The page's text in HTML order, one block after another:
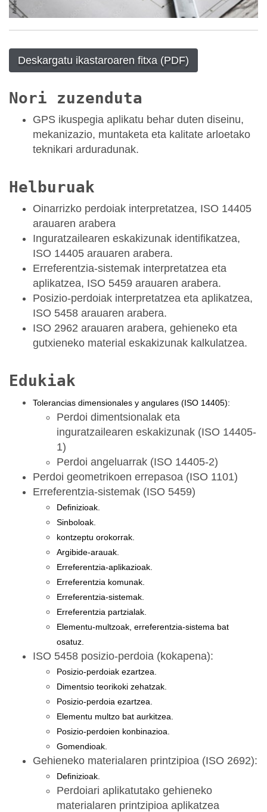
Deskargatu ikastaroaren fitxa (PDF)
Nori zuzenduta
GPS ikuspegia aplikatu behar duten diseinu,
mekanizazio, muntaketa eta kalitate arloetako
teknikari arduradunak.
Helburuak
Oinarrizko perdoiak interpretatzea, ISO 14405
arauaren arabera
Inguratzailearen eskakizunak identifikatzea,
ISO 14405 arauaren arabera.
Erreferentzia-sistemak interpretatzea eta
aplikatzea, ISO 5459 arauaren arabera.
Posizio-perdoiak interpretatzea eta aplikatzea,
ISO 5458 arauaren arabera.
ISO 2962 arauaren arabera, gehieneko eta
gutxieneko material eskakizunak kalkulatzea.
Edukiak
Tolerancias dimensionales y angulares (ISO 14405):
Perdoi dimentsionalak eta
inguratzailearen eskakizunak (ISO 14405-
1)
Perdoi angeluarrak (ISO 14405-2)
Perdoi geometrikoen errepasoa (ISO 1101)
Erreferentzia-sistemak (ISO 5459)
Definizioak.
Sinboloak.
kontzeptu orokorrak.
Argibide-arauak.
Erreferentzia-aplikazioak.
Erreferentzia komunak.
Erreferentzia-sistemak.
Erreferentzia partzialak.
Elementu-multzoak, erreferentzia-sistema bat
osatuz.
ISO 5458 posizio-perdoia (kokapena):
Posizio-perdoiak ezartzea.
Dimentsio teorikoki zehatzak.
Posizio-perdoia ezartzea.
Elementu multzo bat aurkitzea.
Posizio-perdoien konbinazioa.
Gomendioak.
Gehieneko materialaren printzipioa (ISO 2692):
Definizioak.
Perdoiari aplikatutako gehieneko
materialaren printzipioa aplikatzea